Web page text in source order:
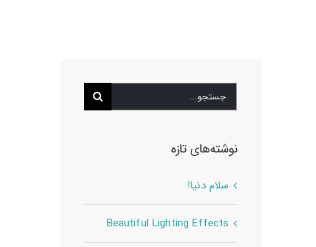
جستجو
نوشته‌های تازه
سلام دنیا!
Beautiful Lighting Effects